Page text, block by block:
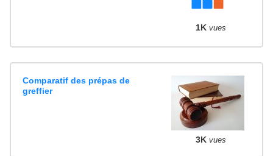
1K vues
Comparatif des prépas de
greffier
3K vues